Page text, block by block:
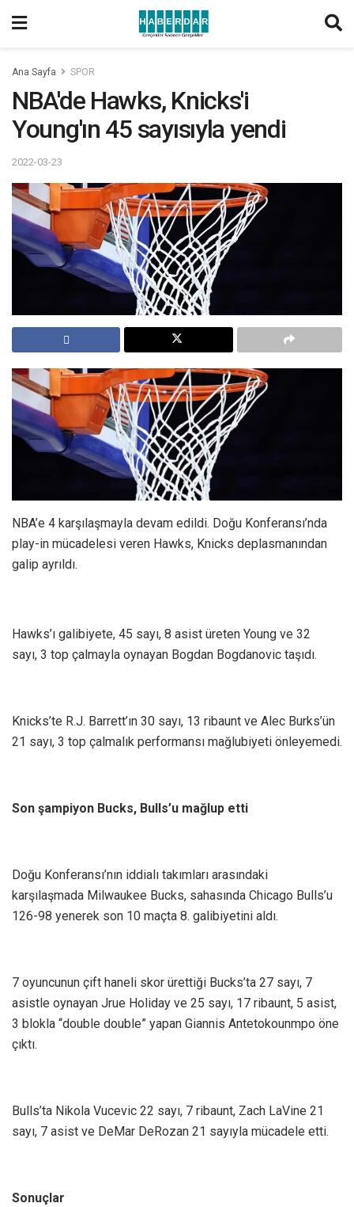
Ana Sayfa SPOR
NBA'de Hawks, Knicks'i
Young'ın 45 sayısıyla yendi
2022-03-23
NBA’e 4 karşılaşmayla devam edildi. Doğu Konferansı’nda
play-in mücadelesi veren Hawks, Knicks deplasmanından
galip ayrıldı.
Hawks’ı galibiyete, 45 sayı, 8 asist üreten Young ve 32
sayı, 3 top çalmayla oynayan Bogdan Bogdanovic taşıdı.
Knicks’te R.J. Barrett’ın 30 sayı, 13 ribaunt ve Alec Burks’ün
21 sayı, 3 top çalmalık performansı mağlubiyeti önleyemedi.
Son şampiyon Bucks, Bulls’u mağlup etti
Doğu Konferansı’nın iddialı takımları arasındaki
karşılaşmada Milwaukee Bucks, sahasında Chicago Bulls’u
126-98 yenerek son 10 maçta 8. galibiyetini aldı.
7 oyuncunun çift haneli skor ürettiği Bucks’ta 27 sayı, 7
asistle oynayan Jrue Holiday ve 25 sayı, 17 ribaunt, 5 asist,
3 blokla “double double” yapan Giannis Antetokounmpo öne
çıktı.
Bulls’ta Nikola Vucevic 22 sayı, 7 ribaunt, Zach LaVine 21
sayı, 7 asist ve DeMar DeRozan 21 sayıyla mücadele etti.
Sonuçlar